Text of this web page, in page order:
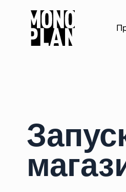
Онлайн-оплата
Сквозная аналитика
Автоматизация
Маркетинговые
Интеграция 1С-Битрикс
Подключение облачной